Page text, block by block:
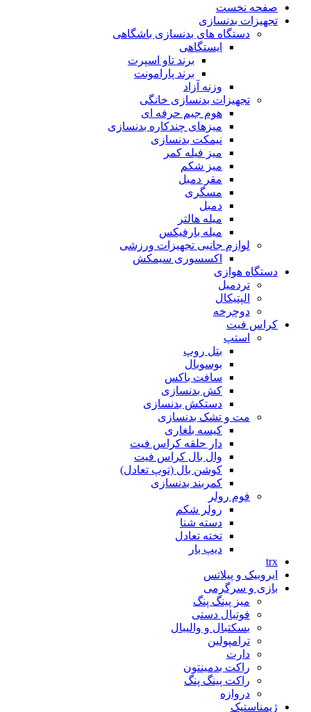
صفحه نخست
تجهیزات بدنسازی
دستگاه های بدنسازی باشگاهی
ایستگاهی
برند تاو اسپرت
برند پارامونت
وزنه آزاد
تجهیزات بدنسازی خانگی
هوم جیم حرفه ای
میزهای چندکاره بدنسازی
نیمکت بدنسازی
میز فیله کمر
میز شکم
مقر دمبل
مسگری
دمبل
میله هالتر
میله بارفیکس
لوازم جانبی تجهیزات ورزشی
اکسسوری سیمکش
دستگاه هوازی
تردمیل
الپتیکال
دوچرخه
کراس فیت
استپ
بتل روپ
بوسوبال
سافت باکس
کش بدنسازی
دستکش بدنسازی
مت و تشک بدنسازی
کیسه بلغاری
دار حلقه کراس فیت
وال بال کراس فیت
کوشن بال (توپ تعادل)
کمربند بدنسازی
فوم رولر
رولر شکم
دسته شنا
تخته تعادل
دیپ بار
trx
ایروبیک و پیلاتس
بازی و سرگرمی
میز پینگ پنگ
فوتبال دستی
بسکتبال و والیبال
ترامپولین
دارت
راکت بدمینتون
راکت پینگ پنگ
دروازه
ژیمناستیک